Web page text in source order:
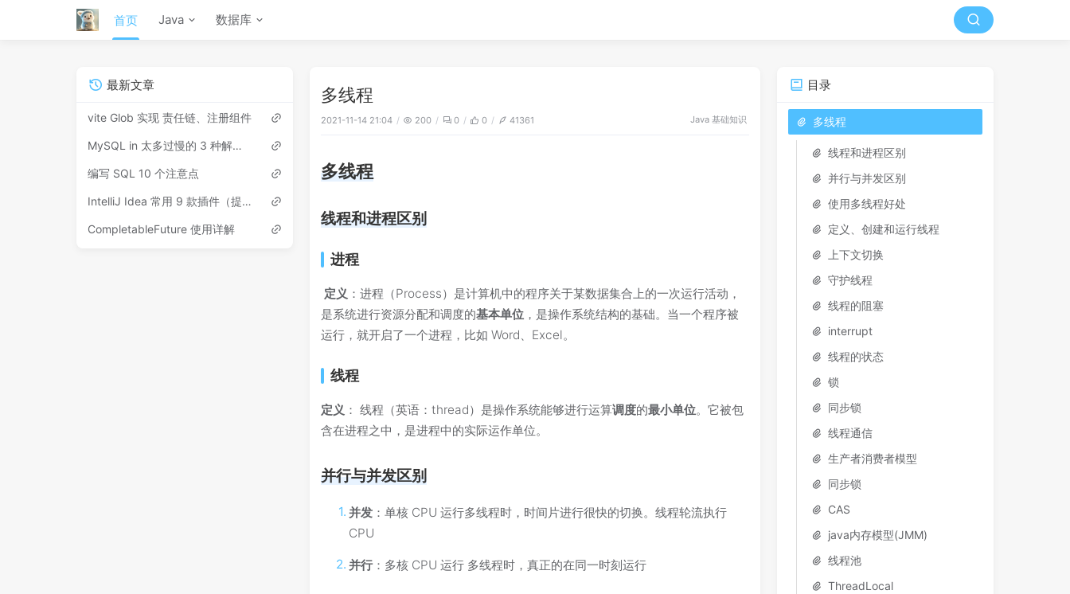
首页 Java 数据库
多线程
2021-11-14 21:04 200 0 0 41361 Java 基础知识
多线程
线程和进程区别
进程
定义 ：进程（Process）是计算机中的程序关于某数据集合上的一次运行活动，
是系统进行资源分配和调度的基本单位 ，是操作系统结构的基础。当一个程序被
运行，就开启了一个进程，比如 Word、Excel。
线程
定义 ： 线程（英语：thread）是操作系统能够进行运算调度的最小单位。它被包
含在进程之中，是进程中的实际运作单位。
并行与并发区别
并发：单核 CPU 运行多线程时，时间片进行很快的切换。线程轮流执行
CPU
并行：多核 CPU 运行 多线程时，真正的在同一时刻运行
最新文章
vite Glob 实现 责任链、注册组件
MySQL in 太多过慢的 3 种解决方案
编写 SQL 10 个注意点
IntelliJ Idea 常用 9 款插件（提高开发效率）
CompletableFuture 使用详解
目录
多线程
线程和进程区别
并行与并发区别
使用多线程好处
定义、创建和运行线程
上下文切换
守护线程
线程的阻塞
interrupt
线程的状态
锁
同步锁
线程通信
生产者消费者模型
同步锁
CAS
java内存模型(JMM)
线程池
ThreadLocal